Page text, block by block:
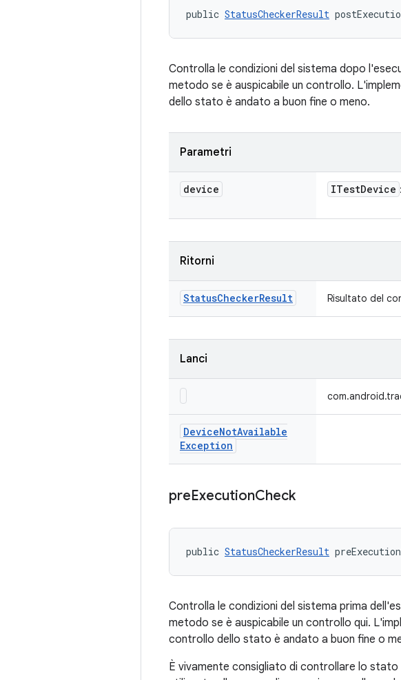
public StatusCheckerResult
Controlla le condizioni del sistema dopo
metodo se è auspicabile un controllo.
dello stato è andato a buon fine o meno.
Parametri
device ITestDevice
Ritorni
StatusCheckerResult Risultato del
Lanci
DeviceNotAvailable
Exception
preExecutionCheck
public StatusCheckerResult
Controlla le condizioni del sistema prima
metodo se è auspicabile un controllo qui.
controllo dello stato è andato a buon fine o
È vivamente consigliato di controllare lo stato